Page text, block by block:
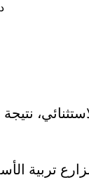
نتيجة
تربية